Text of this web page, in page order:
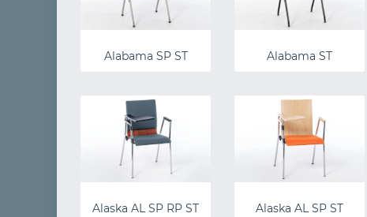
Alabama SP ST Alabama ST
Alaska AL SP RP ST Alaska AL SP ST